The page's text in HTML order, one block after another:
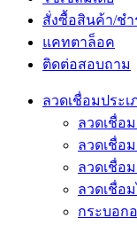
สั่งซื้อสินค้า/ชำ
แคทตาล็อค
ติดต่อสอบถาม
ลวดเชื่อมประเ
ลวดเชื่อ
ลวดเชื่อ
ลวดเชื่อ
ลวดเชื่อ
กระบอก